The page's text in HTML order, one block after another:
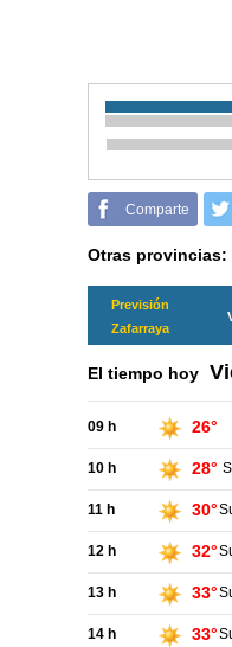
Comparte
Otras provincias:
Previsión
Zafarraya
El tiempo hoy
09 h 26°
10 h 28°
11 h 30°
12 h 32°
13 h 33°
14 h 33°